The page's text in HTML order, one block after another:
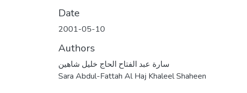
Date
2001-05-10
Authors
سارة عبد الفتاح الحاج خليل شاهين
Sara Abdul-Fattah Al Haj Khaleel Shaheen